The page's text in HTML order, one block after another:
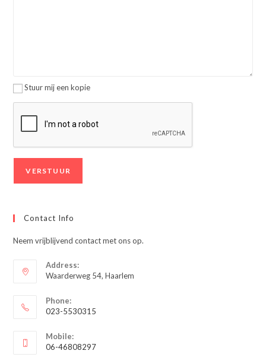
Stuur mij een kopie
Contact Info
Neem vrijblijvend contact met ons op.
Address:
Waarderweg 54, Haarlem
Phone:
023-5530315
in
je
Mobile:
06-46808297